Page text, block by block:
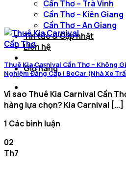
Cần Thơ – Trà Vinh
Cần Thơ – Kiên Giang
Cần Thơ – An Giang
Tin tức & Cập nhật
Liên hệ
Giỏ hàng
Thuê Kia Carnival Cần Thơ – Không
Nghiệm Đẳng Cấp | BeCar (Nhà Xe
Vì sao Thuê Kia Carnival Cần
hàng lựa chọn? Kia Carnival [...]
1 Các bình luận
02
Th7